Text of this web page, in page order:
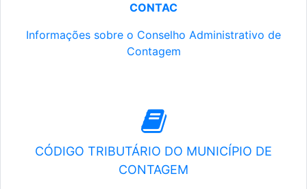
CONTAC
Informações sobre o Conselho Administrativo de
Contagem
CÓDIGO TRIBUTÁRIO DO MUNICÍPIO DE
CONTAGEM